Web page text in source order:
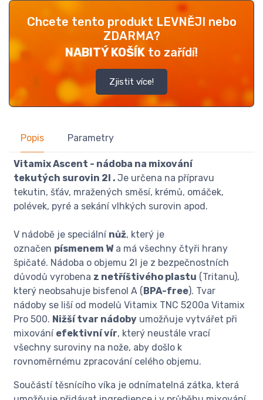
Chcete tento produkt LEVNĚJI nebo
ZDARMA?
NABITÝ KOŠÍK to zařídí!
Zjistit více!
Popis Parametry
Vitamix Ascent - nádoba na mixování
tekutých surovin 2l . Je určena na přípravu
tekutin, šťáv, mražených směsí, krémů, omáček,
polévek, pyré a sekání vlhkých surovin apod.
V nádobě je speciální nůž, který je
označen písmenem Wa má všechny čtyři hrany
špičaté. Nádoba o objemu 2l je z bezpečnostních
důvodů vyrobena z netříštivého plastu (Tritanu),
který neobsahuje bisfenol A (BPA-free). Tvar
nádoby se liší od modelů Vitamix TNC 5200a Vitamix
Pro 500. Nižší tvar nádoby umožňuje vytvářet při
mixování efektivní vír, který neustále vrací
všechny suroviny na nože, aby došlo k
rovnoměrnému zpracování celého objemu.
Součástí těsnícího víka je odnímatelná zátka, která